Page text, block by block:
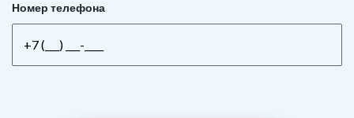
Номер телефона